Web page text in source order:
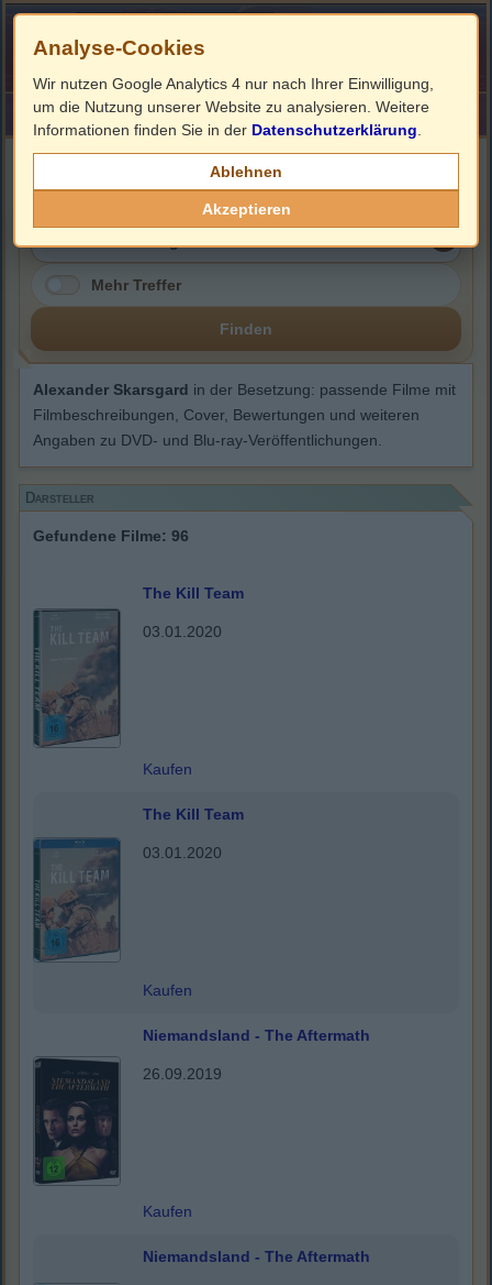
HOME ImpressumLinks
Alexander Skarsgard
Mehr Treffer
Finden
Alexander Skarsgard in der Besetzung: passende Filme mit
Filmbeschreibungen, Cover, Bewertungen und weiteren
Angaben zu DVD- und Blu-ray-Veröffentlichungen.
Darsteller
Gefundene Filme: 96
The Kill Team
03.01.2020
Kaufen
The Kill Team
03.01.2020
Kaufen
Niemandsland - The Aftermath
26.09.2019
Kaufen
Niemandsland - The Aftermath
Analyse-Cookies
Wir nutzen Google Analytics 4 nur nach Ihrer Einwilligung,
um die Nutzung unserer Website zu analysieren. Weitere
Informationen finden Sie in der Datenschutzerklärung
Ablehnen
Akzeptieren